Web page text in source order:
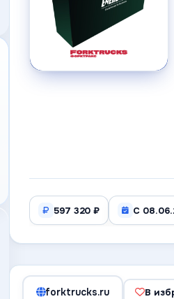
597 320 ₽ С
forktrucks.ru В